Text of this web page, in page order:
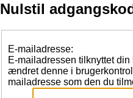
Nulstil
E-mailadresse:
E-mailadressen tilknyttet
ændret denne i
mailadresse som den du